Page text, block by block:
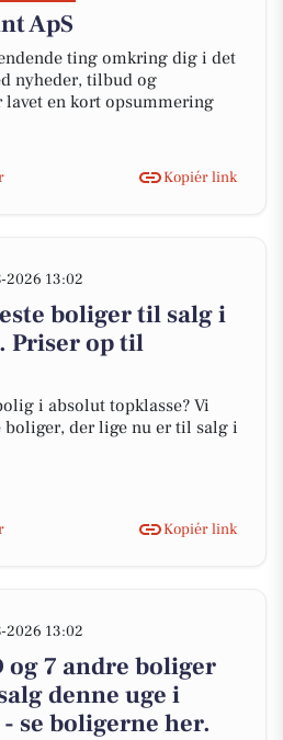
ApS
ting omkring dig i det
nyheder, tilbud og
lavet en kort opsummering
Kopiér link
2026 13:02
boliger til salg i
Priser op til
i absolut topklasse? Vi
boliger, der lige nu er til salg i
Kopiér link
2026 13:02
og 7 andre boliger
denne uge i
se boligerne her.